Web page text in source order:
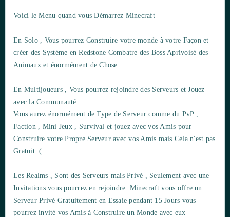
Voici le Menu quand vous Démarrez Minecraft
En Solo , Vous pourrez Construire votre monde à votre Façon et
créer des Systéme en Redstone Combatre des Boss Aprivoisé des
Animaux et énormément de Chose
En Multijoueurs , Vous pourrez rejoindre des Serveurs et Jouez
avec la Communauté
Vous aurez énormément de Type de Serveur comme du PvP ,
Faction , Mini Jeux , Survival et jouez avec vos Amis pour
Construire votre Propre Serveur avec vos Amis mais Cela n'est pas
Gratuit :(
Les Realms , Sont des Serveurs mais Privé , Seulement avec une
Invitations vous pourrez en rejoindre. Minecraft vous offre un
Serveur Privé Gratuitement en Essaie pendant 15 Jours vous
pourrez invité vos Amis à Construire un Monde avec eux